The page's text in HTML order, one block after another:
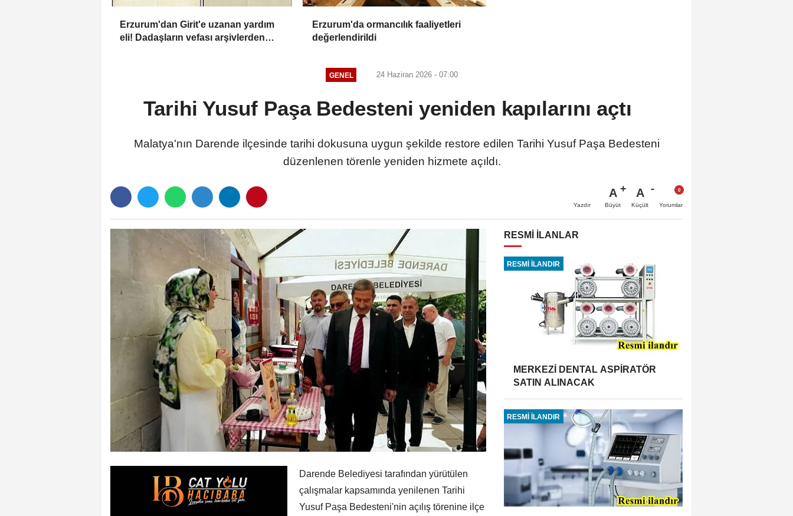
Erzurum'dan Girit'e uzanan yardım
eli! Dadaşların vefası arşivlerden
Erzurum'da ormancılık faaliyetleri
değerlendirildi
GENEL 24 Haziran 2026 - 07:00
Tarihi Yusuf Paşa Bedesteni yeniden kapılarını açtı
Malatya'nın Darende ilçesinde tarihi dokusuna uygun şekilde restore edilen Tarihi Yusuf Paşa Bedesteni
düzenlenen törenle yeniden hizmete açıldı.
Yazdır
A
Büyüt
A
Küçült Yorumlar
Darende Belediyesi tarafından yürütülen
çalışmalar kapsamında yenilenen Tarihi
Yusuf Paşa Bedesteni'nin açılış törenine ilçe
RESMİ İLANLAR
RESMİ İLANDIR
MERKEZİ DENTAL ASPİRATÖR
SATIN ALINACAK
RESMİ İLANDIR